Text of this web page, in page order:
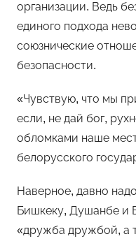
организации. Ведь
единого подхода
союзнические
безопасности.
«Чувствую, что мы
если, не дай бог,
обломками наше
белорусского
Наверное, давно
Бишкеку, Душанбе и
«дружба дружбой, а